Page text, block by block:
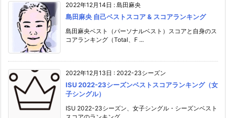
2022年12月14日 : 島田麻央
島田麻央 自己ベストスコア & スコアランキング
島田麻央ベスト（パーソナルベスト）スコアと自身のス
コアランキング（Total、F ...
2022年12月13日 : 2022-23シーズン
ISU 2022-23シーズンベストスコアランキング（女
子シングル）
ISU 2022-23シーズン、女子シングル・シーズンベスト
スコアのランキング。 ...